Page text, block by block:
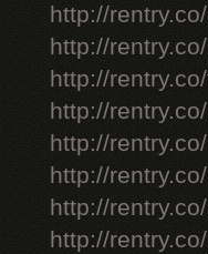
http://
http://
http://
http://
http://
http://
http://
http://